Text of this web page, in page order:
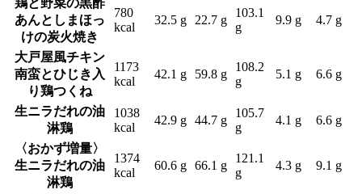
あんとしまほっ
けの炭火焼き
780
kcal
32.5 g 22.7 g
103.1
g
9.9 g 4.7 g
大戸屋風チキン
南蛮とひじき入
り鶏つくね
1173
kcal
42.1 g 59.8 g
108.2
g
5.1 g 6.6 g
生ニラだれの油
淋鶏
1038
kcal
42.9 g 44.7 g
105.7
g
4.1 g 6.6 g
〈おかず増量〉
生ニラだれの油
淋鶏
1374
kcal
60.6 g 66.1 g
121.1
g
4.3 g 9.1 g